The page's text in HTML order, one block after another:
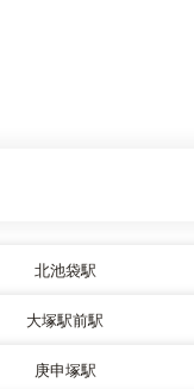
北池袋駅
大塚駅前駅
庚申塚駅